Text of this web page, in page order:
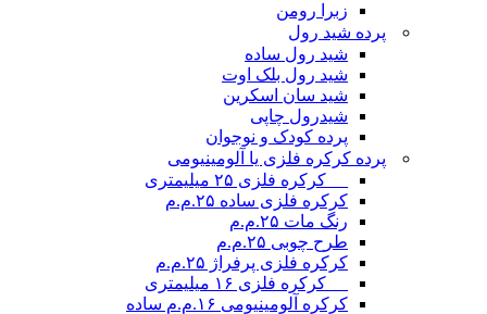
زبرا رومن
پرده شید رول
شید رول ساده
شید رول بلک اوت
شید سان اسکرین
شیدرول چاپی
پرده کودک و نوجوان
پرده کرکره فلزی یا آلومینیومی
__ کرکره فلزی ۲۵ میلیمتری
کرکره فلزی ساده ۲۵.م.م
رنگ مات ۲۵.م.م
طرح چوبی ۲۵.م.م
کرکره فلزی پرفراژ ۲۵.م.م
__ کرکره فلزی ۱۶ میلیمتری
کرکره آلومینیومی ۱۶.م.م ساده